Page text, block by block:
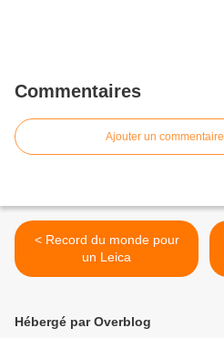
Commentaires
Ajouter un commentaire
< Record du monde pour
un Leica
Hébergé par Overblog